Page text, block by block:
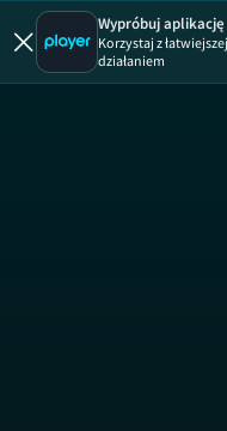
Wypróbuj
Korzystaj z
działaniem